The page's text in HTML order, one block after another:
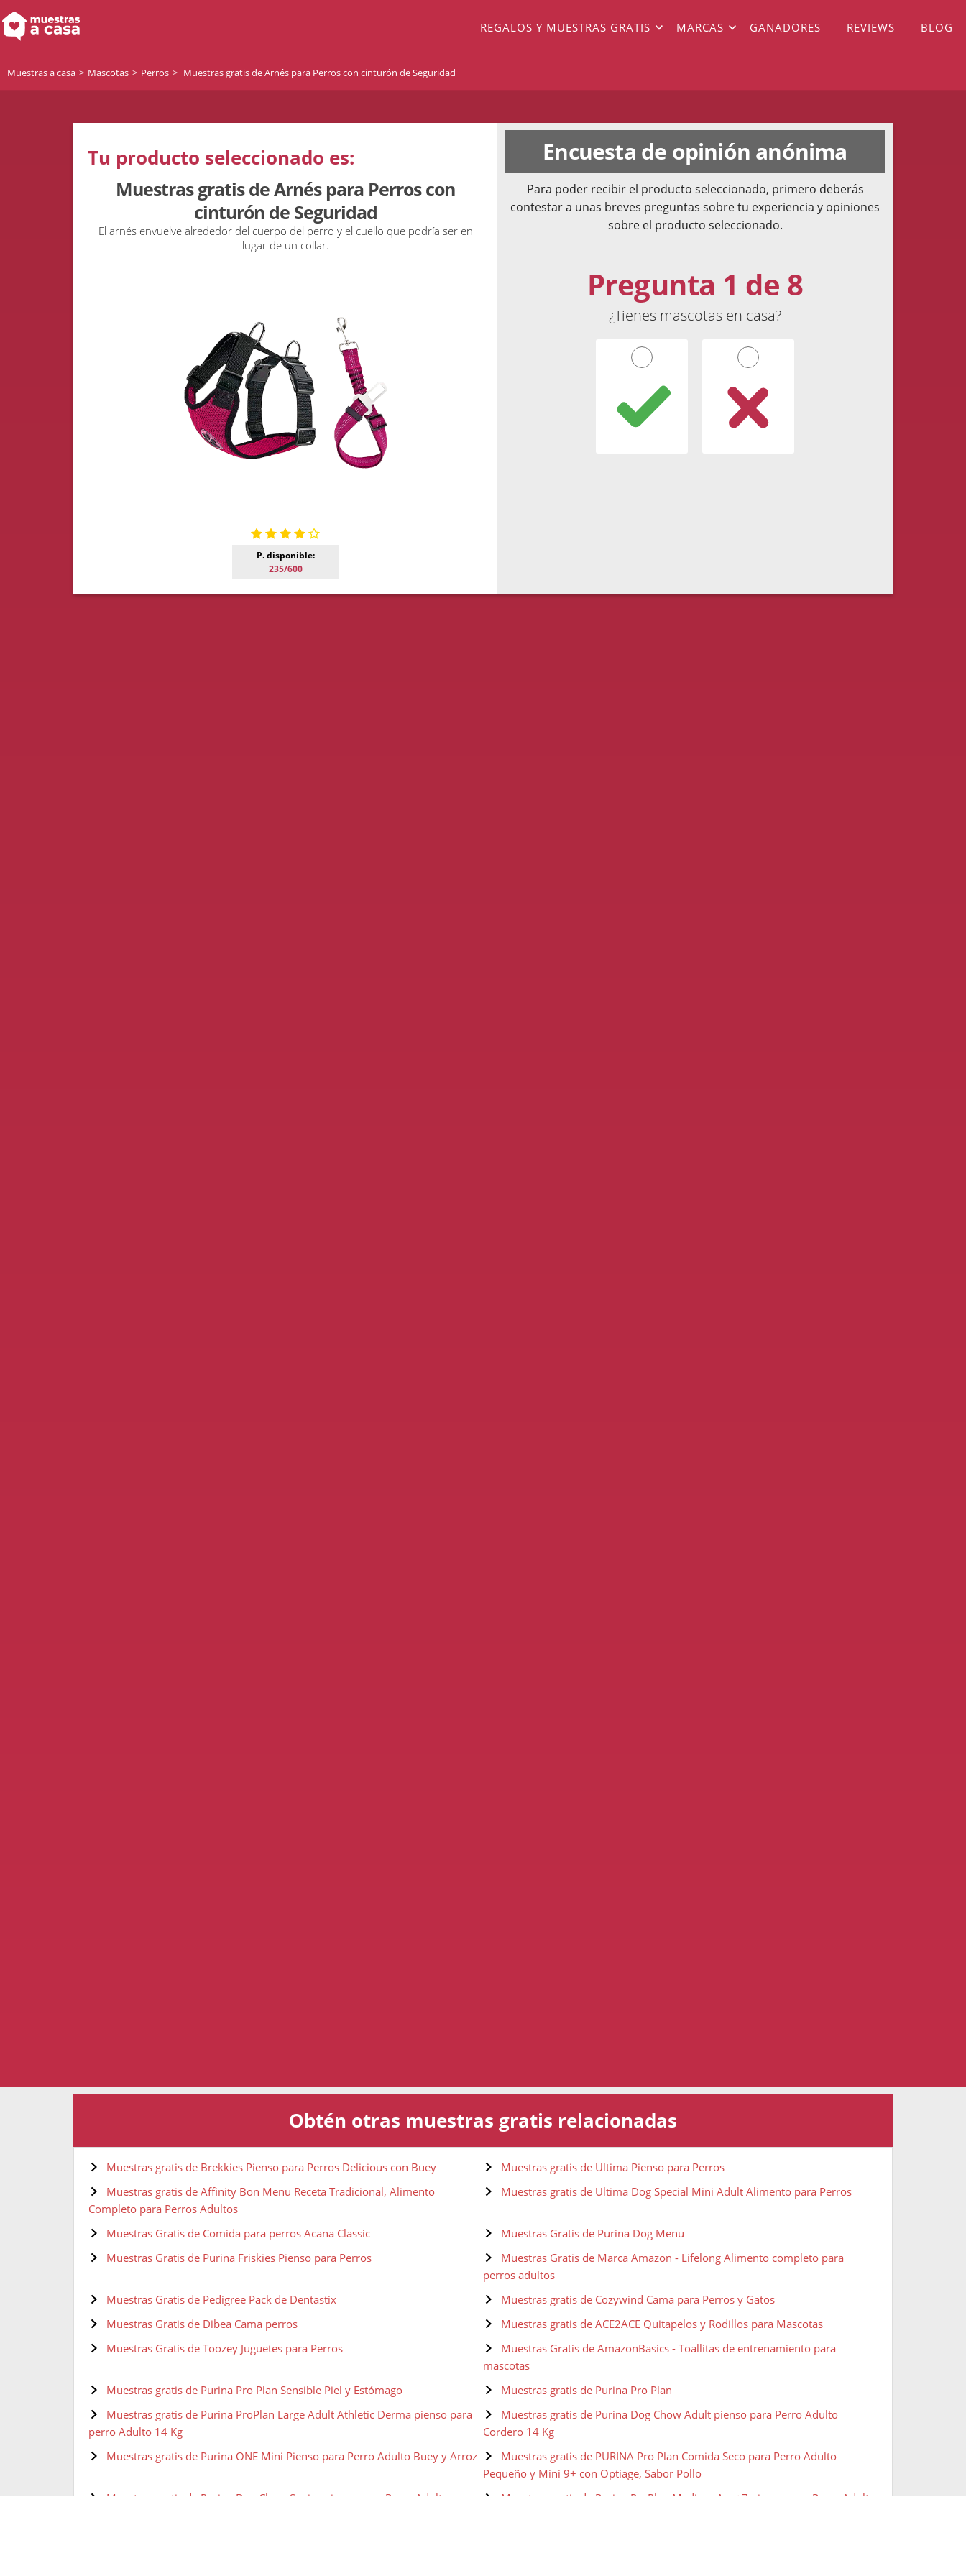
REGALOS Y MUESTRAS GRATIS MARCAS GANADORES REVIEWS BLOG
Muestras a casa Mascotas Perros Muestras gratis de Arnés para Perros con cinturón de Seguridad
Tu producto seleccionado es:
Muestras gratis de Arnés para Perros con
cinturón de Seguridad
El arnés envuelve alrededor del cuerpo del perro y el cuello que podría ser en
lugar de un collar.
P. disponible:
235/600
Encuesta de opinión anónima
Para poder recibir el producto seleccionado, primero deberás
contestar a unas breves preguntas sobre tu experiencia y opiniones
sobre el producto seleccionado.
Pregunta 1 de 8
¿Tienes mascotas en casa?
Obtén otras muestras gratis relacionadas
Muestras gratis de Brekkies Pienso para Perros Delicious con Buey
Muestras gratis de Ultima Pienso para Perros
Muestras gratis de Affinity Bon Menu Receta Tradicional, Alimento
Completo para Perros Adultos
Muestras gratis de Ultima Dog Special Mini Adult Alimento para Perros
Muestras Gratis de Comida para perros Acana Classic
Muestras Gratis de Purina Dog Menu
Muestras Gratis de Purina Friskies Pienso para Perros
Muestras Gratis de Marca Amazon - Lifelong Alimento completo para
perros adultos
Muestras Gratis de Pedigree Pack de Dentastix
Muestras gratis de Cozywind Cama para Perros y Gatos
Muestras Gratis de Dibea Cama perros
Muestras gratis de ACE2ACE Quitapelos y Rodillos para Mascotas
Muestras Gratis de Toozey Juguetes para Perros
Muestras Gratis de AmazonBasics - Toallitas de entrenamiento para
mascotas
Muestras gratis de Purina Pro Plan Sensible Piel y Estómago
Muestras gratis de Purina Pro Plan
Muestras gratis de Purina ProPlan Large Adult Athletic Derma pienso para
perro Adulto 14 Kg
Muestras gratis de Purina Dog Chow Adult pienso para Perro Adulto
Cordero 14 Kg
Muestras gratis de Purina ONE Mini Pienso para Perro Adulto Buey y Arroz
Muestras gratis de PURINA Pro Plan Comida Seco para Perro Adulto
Pequeño y Mini 9+ con Optiage, Sabor Pollo
Muestras gratis de Purina Dog Chow Senior pienso para Perro Adulto
Muestras gratis de Purina ProPlan Medium Age+7 pienso para Perro Adulto